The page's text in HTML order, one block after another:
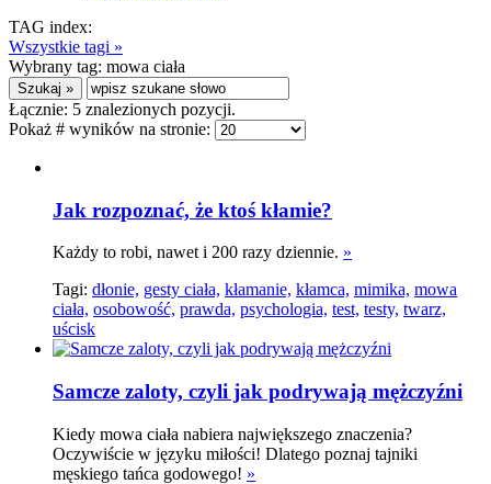
TAG index:
Wszystkie tagi »
Wybrany tag: mowa ciała
Łącznie: 5 znalezionych pozycji.
Pokaż # wyników na stronie:
Jak rozpoznać, że ktoś kłamie?
Każdy to robi, nawet i 200 razy dziennie. »
Tagi: dłonie, gesty ciała, kłamanie, kłamca, mimika, mowa
ciała, osobowość, prawda, psychologia, test, testy, twarz,
uścisk
Samcze zaloty, czyli jak podrywają mężczyźni
Kiedy mowa ciała nabiera największego znaczenia?
Oczywiście w języku miłości! Dlatego poznaj tajniki
męskiego tańca godowego! »